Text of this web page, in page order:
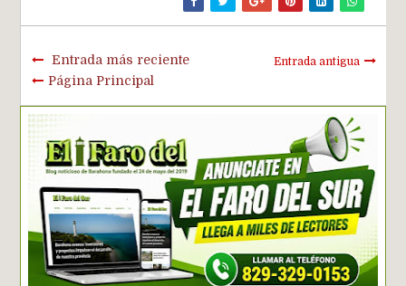
Entrada más reciente Entrada antigua
Página Principal